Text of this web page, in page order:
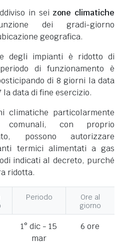
in sei zone climatiche
dei gradi-giorno
geografica.
degli impianti è ridotto di
di funzionamento è
di 8 giorni la data
data di fine esercizio.
climatiche particolarmente
con proprio
possono autorizzare
termici alimentati a gas
indicati al decreto, purché
ridotta.
Periodo
Ore al
giorno
1° dic - 15
mar
6 ore